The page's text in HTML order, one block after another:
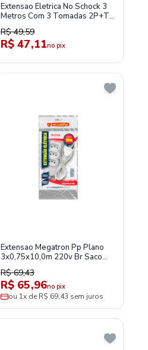
Extensao Eletrica No Schock 3
Metros Com 3 Tomadas 2P+T
250V 10A Grafite-Daneva
R$ 49,59
R$ 47,11no pix
Extensao Megatron Pp Plano
3x0,75x10,0m 220v Br Saco
Plastico
R$ 69,43
R$ 65,96no pix
ou 1x de R$ 69,43 sem juros